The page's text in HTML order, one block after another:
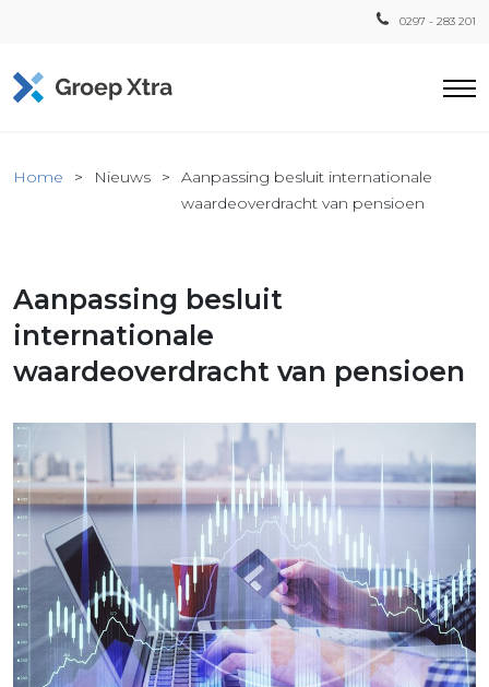
0297 - 283 201
Loon
Xtra
Home Nieuws
Aanpassing besluit internationale
waardeoverdracht van pensioen
Aanpassing besluit
internationale
waardeoverdracht van pensioen